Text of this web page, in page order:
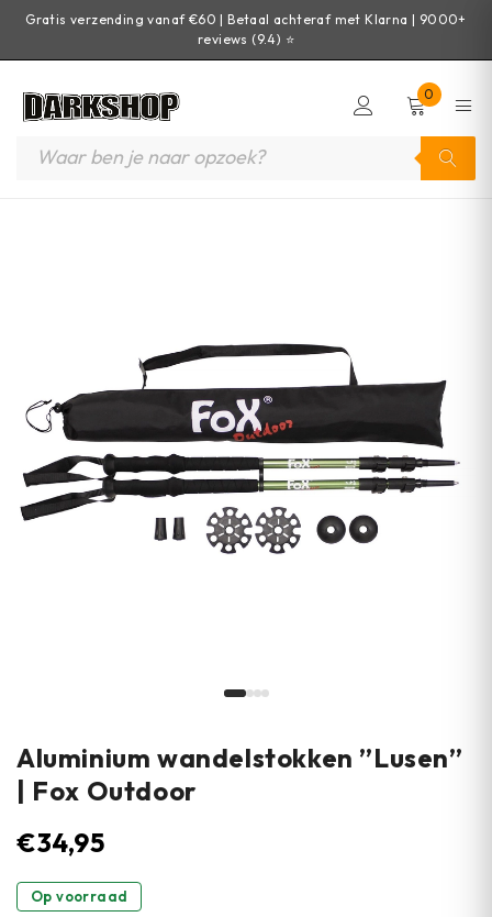
Gratis verzending vanaf €60 | Betaal achteraf met Klarna | 9000+
reviews (9.4) ⭐
0
Aluminium wandelstokken ”Lusen”
| Fox Outdoor
€34,95
Op voorraad